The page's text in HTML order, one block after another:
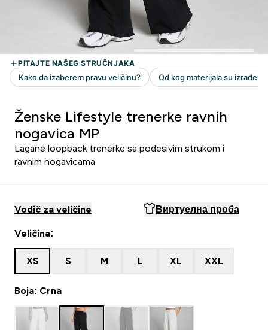
Ženske Lifestyle trenerke ravnih
nogavica MP
Lagane loopback trenerke sa podesivim strukom i
ravnim nogavicama
Vodič za veličine Виртуелна проба
Veličina:
XS S M L XL XXL
Boja: Crna